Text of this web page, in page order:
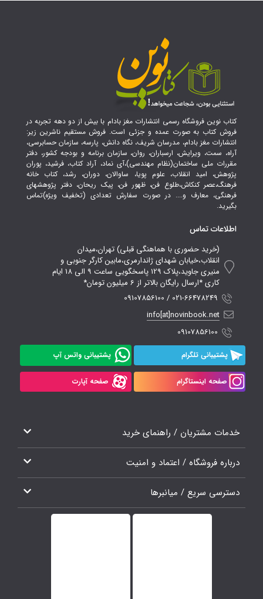
کتاب نوین فروشگاه رسمی انتشارات مغز بادام با بیش از دو دهه تجربه در
فروش کتاب به صورت عمده و جزئی است. فروش مستقیم ناشرین زیر:
انتشارات مغز بادام، مدرسان شریف، نگاه دانش، پارسه، سازمان حسابرسی،
آراه، سمت، ویرایش، ارسباران، روان، سازمان برنامه و بودجه کشور، دفتر
مقررات ملی ساختمان(نظام مهندسی)،آی نماد، آراد کتاب، فرشید، پوران
پژوهش، امید انقلاب، علوم پویا، ساوالان، دوران، رشد، کتاب خانه
فرهنگ،عصر کنکاش،طلوع فن، ظهور فن، پیک ریحان، دفتر پژوهشهای
فرهنگی، معارف و.... در صورت سفارش تعدادی (تخفیف ویژه)تماس
بگیرید.
اطلاعات تماس
(خرید حضوری با هماهنگی قبلی) تهران،میدان
انقلاب،خیابان شهدای ژاندارمری،مابین کارگر جنوبی و
منیری جاوید،پلاک 129 پاسخگویی ساعت 9 الی 18 ایام
کاری *ارسال رایگان بالاتر از 6 میلیون تومان*
021-66478249 / 09107856100
info[at]novinbook.net
09107856100
پشتیبانی تلگرام پشتیبانی واتس آپ
صفحه اینستاگرام صفحه آپارت
خدمات مشتریان / راهنمای خرید
درباره فروشگاه / اعتماد و امنیت
دسترسی سریع / میانبرها